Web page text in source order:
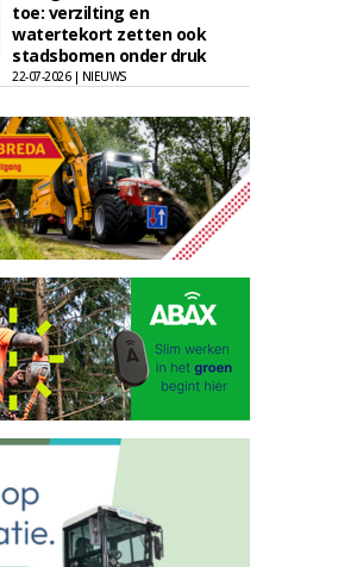
toe: verzilting en
watertekort zetten ook
stadsbomen onder druk
22-07-2026 | NIEUWS